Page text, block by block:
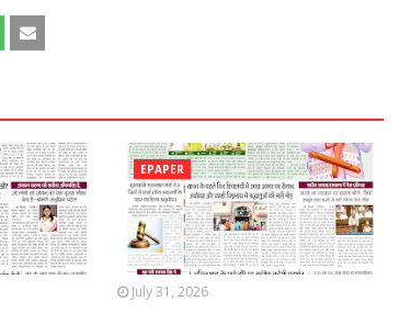
EPAPER
July 31, 2026